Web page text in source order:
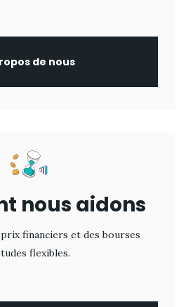
de nous
nous aidons
financiers et des bourses
flexibles.